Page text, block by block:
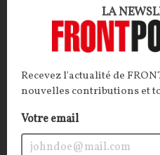
Les affinités
Jünger
avec un écrivain
officier de la Wehrmacht
durant l’Occupation ? Il
Mitterrand pour Ernst
LA
Recevez l'actualité de
nouvelles contributions et
Votre email